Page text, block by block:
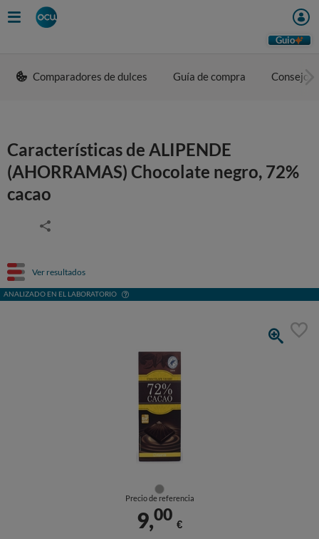
Guio
Comparadores de dulces Guía de compra Consejos
Características de ALIPENDE
(AHORRAMAS) Chocolate negro, 72%
cacao
Ver resultados
ANALIZADO EN EL LABORATORIO
Precio de referencia
9,00
€